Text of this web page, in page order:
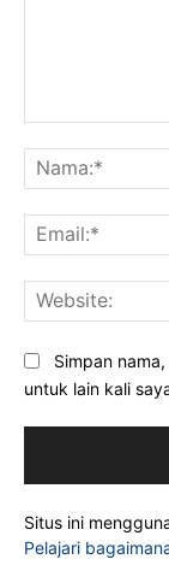
Simpan
untuk lain kali
Situs ini
Pelajari